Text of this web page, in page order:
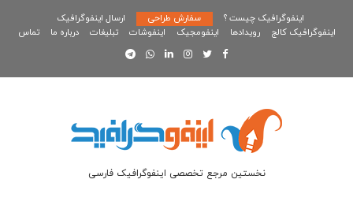
اینفوگرافیک چیست ؟ سفارش طراحی
ارسال اینفوگرافیک
اینفوگرافیک کالج
رویدادها اینفومجیک اینفوشات تبلیغات درباره ما تماس
نخستین مرجع تخصصی اینفوگرافیک فارسی